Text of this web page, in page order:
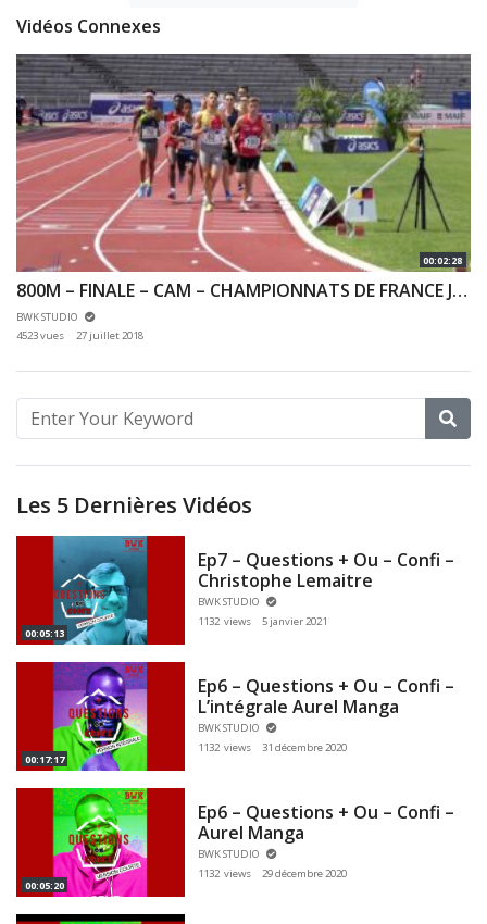
Vidéos Connexes
00:02:28
800M – FINALE – CAM – CHAMPIONNATS DE FRANCE JEUNES CA JU – 22/07/2018 – BONDOUFLE
BWK STUDIO
4523 vues
27 juillet 2018
Les 5 Dernières Vidéos
00:05:13
Ep7 – Questions + Ou – Confi –
Christophe Lemaitre
BWK STUDIO
1132 views
5 janvier 2021
00:17:17
Ep6 – Questions + Ou – Confi –
L’intégrale Aurel Manga
BWK STUDIO
1132 views
31 décembre 2020
00:05:20
Ep6 – Questions + Ou – Confi –
Aurel Manga
BWK STUDIO
1132 views
29 décembre 2020